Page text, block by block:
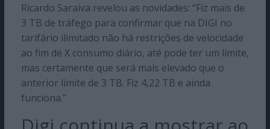
Ricardo Saraiva revelou as novidades: “Fiz mais de
3 TB de tráfego para confirmar que na DIGI no
tarifário ilimitado não há restrições de velocidade
ao fim de X consumo diário, até pode ter um limite,
mas certamente que será mais elevado que o
anterior limite de 3 TB. Fiz 4,22 TB e ainda
funciona.”